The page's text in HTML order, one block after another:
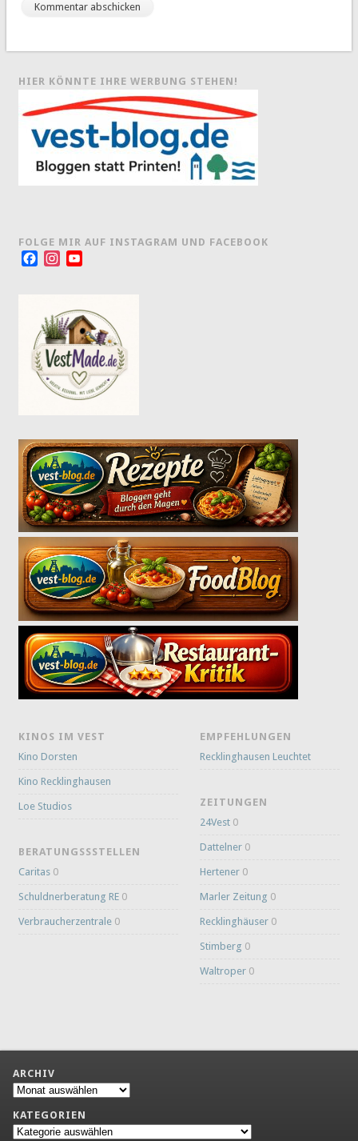
HIER KÖNNTE IHRE WERBUNG STEHEN!
FOLGE MIR AUF INSTAGRAM UND FACEBOOK
FacebookInstagram
KINOS IM VEST
Kino Dorsten
Kino Recklinghausen
Loe Studios
BERATUNGSSSTELLEN
Caritas 0
Schuldnerberatung RE 0
Verbraucherzentrale 0
EMPFEHLUNGEN
Recklinghausen Leuchtet
ZEITUNGEN
24Vest 0
Dattelner 0
Hertener 0
Marler Zeitung 0
Recklinghäuser 0
Stimberg 0
Waltroper 0
ARCHIV
Archiv
KATEGORIEN
Kategorien